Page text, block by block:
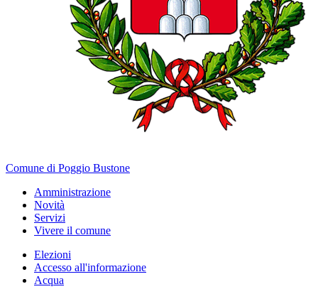
Comune di Poggio Bustone
Amministrazione
Novità
Servizi
Vivere il comune
Elezioni
Accesso all'informazione
Acqua